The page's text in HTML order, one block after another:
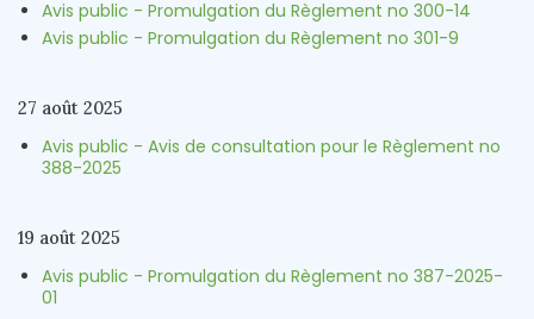
Avis public - Promulgation du Règlement no 300-14
Avis public - Promulgation du Règlement no 301-9
27 août 2025
Avis public - Avis de consultation pour le Règlement no
388-2025
19 août 2025
Avis public - Promulgation du Règlement no 387-2025-
01